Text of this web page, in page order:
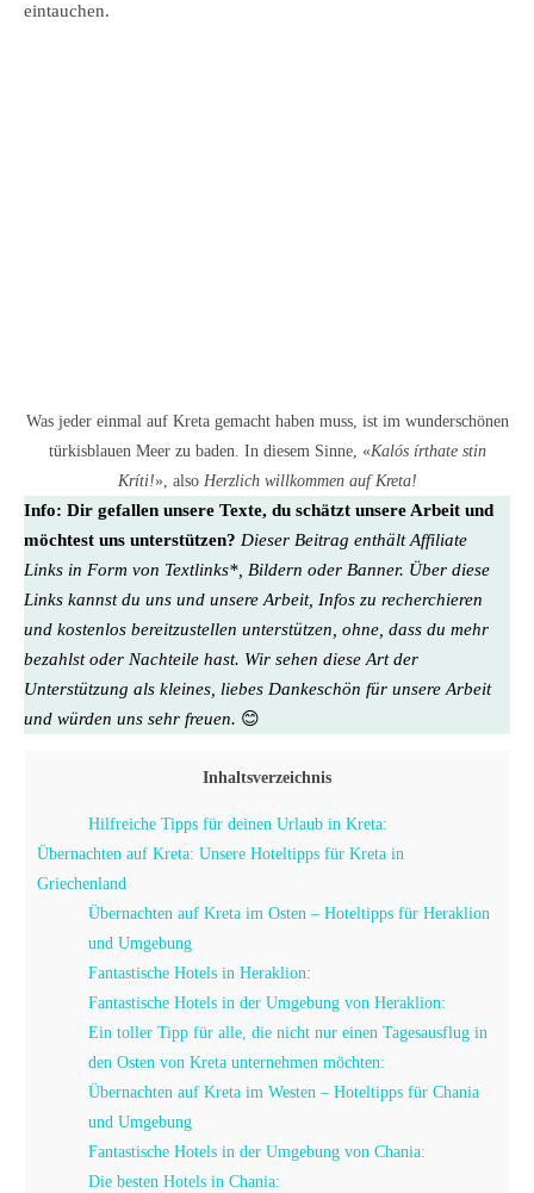
eintauchen.
Was jeder einmal auf Kreta gemacht haben muss, ist im wunderschönen
türkisblauen Meer zu baden. In diesem Sinne, «Kalós írthate stin
Kríti!», also Herzlich willkommen auf Kreta!
Info: Dir gefallen unsere Texte, du schätzt unsere Arbeit und
möchtest uns unterstützen? Dieser Beitrag enthält Affiliate
Links in Form von Textlinks*, Bildern oder Banner. Über diese
Links kannst du uns und unsere Arbeit, Infos zu recherchieren
und kostenlos bereitzustellen unterstützen, ohne, dass du mehr
bezahlst oder Nachteile hast. Wir sehen diese Art der
Unterstützung als kleines, liebes Dankeschön für unsere Arbeit
und würden uns sehr freuen. 😊
Inhaltsverzeichnis
Hilfreiche Tipps für deinen Urlaub in Kreta:
Übernachten auf Kreta: Unsere Hoteltipps für Kreta in
Griechenland
Übernachten auf Kreta im Osten – Hoteltipps für Heraklion
und Umgebung
Fantastische Hotels in Heraklion:
Fantastische Hotels in der Umgebung von Heraklion:
Ein toller Tipp für alle, die nicht nur einen Tagesausflug in
den Osten von Kreta unternehmen möchten:
Übernachten auf Kreta im Westen – Hoteltipps für Chania
und Umgebung
Fantastische Hotels in der Umgebung von Chania:
Die besten Hotels in Chania: